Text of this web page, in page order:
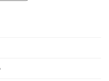
seguir as boas
todos os cuidados